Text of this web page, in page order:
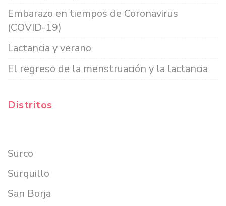
Embarazo en tiempos de Coronavirus
(COVID-19)
Lactancia y verano
El regreso de la menstruación y la lactancia
Distritos
Surco
Surquillo
San Borja